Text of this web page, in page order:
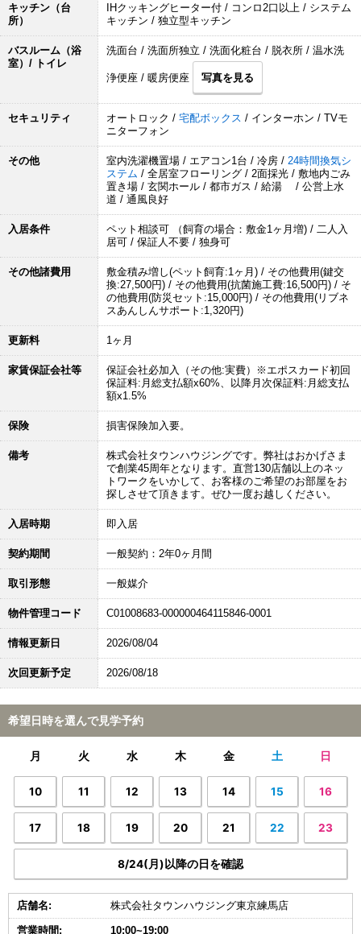
キッチン（台
所）
IHクッキングヒーター付 / コンロ2口以上 / システム
キッチン / 独立型キッチン
バスルーム（浴
室）/ トイレ
洗面台 / 洗面所独立 / 洗面化粧台 / 脱衣所 / 温水洗
浄便座 / 暖房便座 写真を見る
セキュリティ オートロック / 宅配ボックス / インターホン / TVモ
ニターフォン
その他 室内洗濯機置場 / エアコン1台 / 冷房 / 24時間換気シ
ステム / 全居室フローリング / 2面採光 / 敷地内ごみ
置き場 / 玄関ホール / 都市ガス / 給湯 / 公営上水
道 / 通風良好
入居条件
ペット相談可 （飼育の場合：敷金1ヶ月増) / 二人入
居可 / 保証人不要 / 独身可
その他諸費用
敷金積み増し(ペット飼育:1ヶ月) / その他費用(鍵交
換:27,500円) / その他費用(抗菌施工費:16,500円) / そ
の他費用(防災セット:15,000円) / その他費用(リブネ
スあんしんサポート:1,320円)
更新料 1ヶ月
家賃保証会社等
保証会社必加入（その他:実費）※エポスカード初回
保証料:月総支払額x60%、以降月次保証料:月総支払
額x1.5%
保険 損害保険加入要。
備考
株式会社タウンハウジングです。弊社はおかげさま
で創業45周年となります。直営130店舗以上のネッ
トワークをいかして、お客様のご希望のお部屋をお
探しさせて頂きます。ぜひ一度お越しください。
入居時期 即入居
契約期間 一般契約：2年0ヶ月間
取引形態 一般媒介
物件管理コード C01008683-000000464115846-0001
情報更新日 2026/08/04
次回更新予定 2026/08/18
希望日時を選んで見学予約
月 火 水 木 金 土 日
10 11 12 13 14 15 16
17 18 19 20 21 22 23
8/24(月)以降の日を確認
店舗名: 株式会社タウンハウジング東京練馬店
営業時間: 10:00~19:00